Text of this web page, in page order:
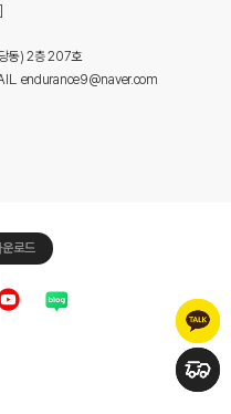
동) 2층 207호
endurance9@naver.com
로드